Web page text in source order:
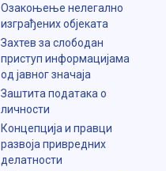
Озакоњење нелегално
изграђених објеката
Захтев за слободан
приступ информацијама
од јавног значаја
Заштита података о
личности
Концепција и правци
развоја привредних
делатности